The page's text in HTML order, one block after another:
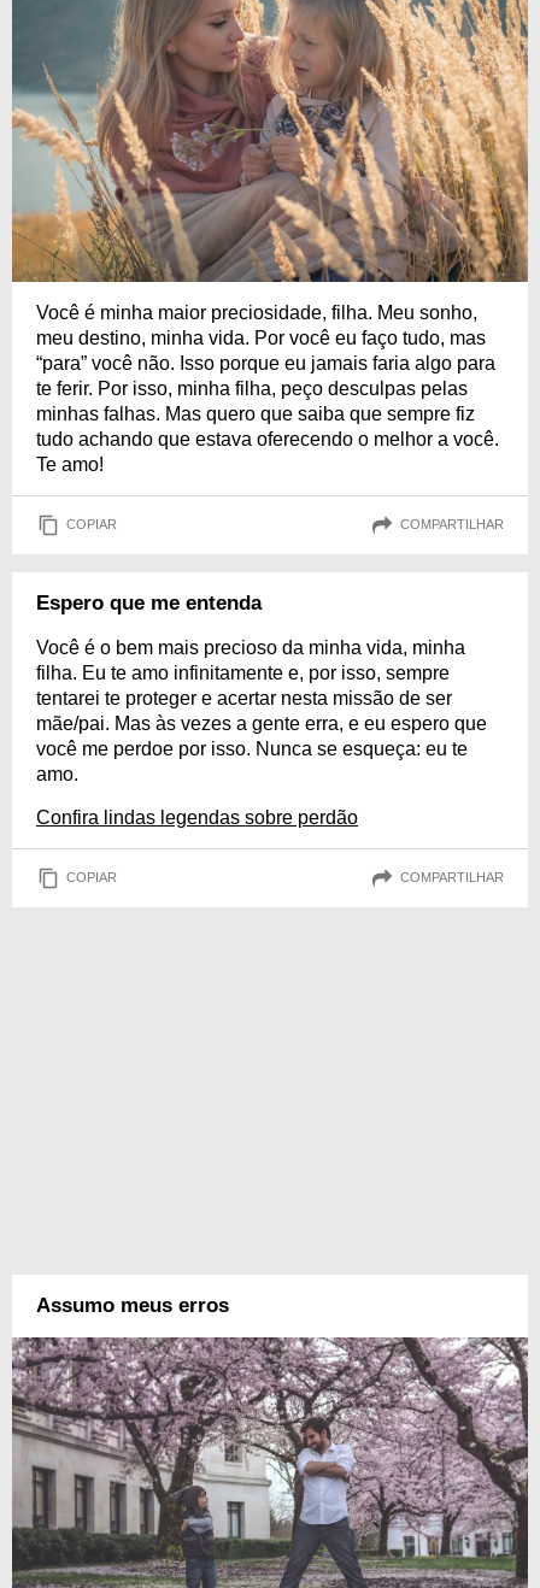
Você é minha maior preciosidade, filha. Meu sonho,
meu destino, minha vida. Por você eu faço tudo, mas
“para” você não. Isso porque eu jamais faria algo para
te ferir. Por isso, minha filha, peço desculpas pelas
minhas falhas. Mas quero que saiba que sempre fiz
tudo achando que estava oferecendo o melhor a você.
Te amo!
COPIAR COMPARTILHAR
Espero que me entenda
Você é o bem mais precioso da minha vida, minha
filha. Eu te amo infinitamente e, por isso, sempre
tentarei te proteger e acertar nesta missão de ser
mãe/pai. Mas às vezes a gente erra, e eu espero que
você me perdoe por isso. Nunca se esqueça: eu te
amo.
Confira lindas legendas sobre perdão
COPIAR COMPARTILHAR
Assumo meus erros